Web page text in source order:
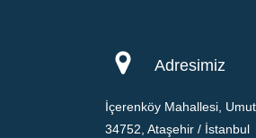
Adresimiz
İçerenköy Mahallesi,
34752, Ataşehir / İstanbul